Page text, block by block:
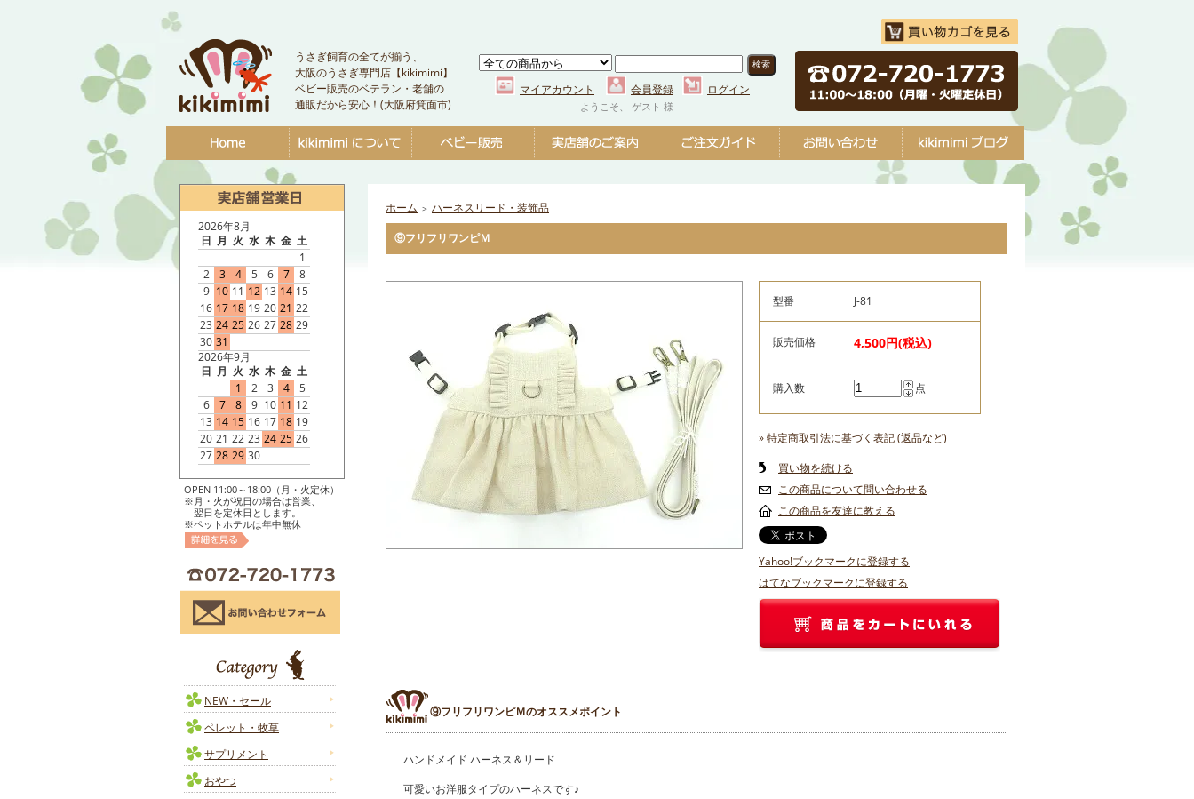
うさぎ飼育の全てが揃う、
大阪のうさぎ専門店【kikimimi】
ベビー販売のベテラン・老舗の
通販だから安心！(大阪府箕面市)
マイアカウント 会員登録 ログイン
ようこそ、 ゲスト 様
2026年8月
日 月 火 水 木 金 土
1
2
3 4 5 6 7
8
9 10 11 12 13 14 15
16 17 18 19 20 21 22
23 24 25 26 27 28 29
30 31
2026年9月
日 月 火 水 木 金 土
1
2 3 4
5
6
7 8 9 10 11 12
13 14 15 16 17 18 19
20 21 22 23 24 25 26
27 28 29 30
OPEN 11:00～18:00（月・火定休）
※月・火が祝日の場合は営業、
翌日を定休日とします。
※ペットホテルは年中無休
NEW・セール
ペレット・牧草
サプリメント
おやつ
ホーム ＞ ハーネスリード・装飾品
⑨フリフリワンピＭ
型番 J-81
販売価格 4,500円(税込)
購入数 点
» 特定商取引法に基づく表記 (返品など)
買い物を続ける
この商品について問い合わせる
この商品を友達に教える
Yahoo!ブックマークに登録する
はてなブックマークに登録する
⑨フリフリワンピＭのオススメポイント
ハンドメイド ハーネス＆リード
可愛いお洋服タイプのハーネスです♪